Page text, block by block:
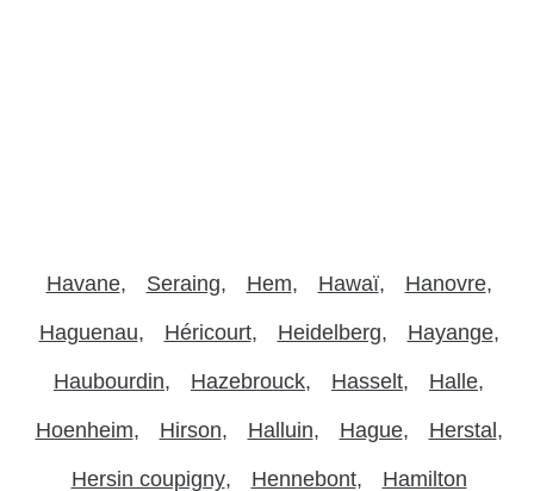
Havane Seraing Hem Hawaï Hanovre
Haguenau Héricourt Heidelberg Hayange
Haubourdin Hazebrouck Hasselt Halle
Hoenheim Hirson Halluin Hague Herstal
Hersin coupigny Hennebont Hamilton